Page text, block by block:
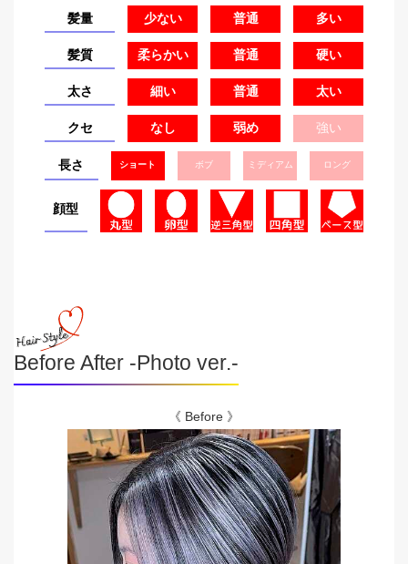
髪量 少ない 普通 多い
髪質 柔らかい 普通 硬い
太さ 細い 普通 太い
クセ なし 弱め 強い
長さ ショート ボブ ミディアム ロング
顔型
Before After -Photo ver.-
《 Before 》